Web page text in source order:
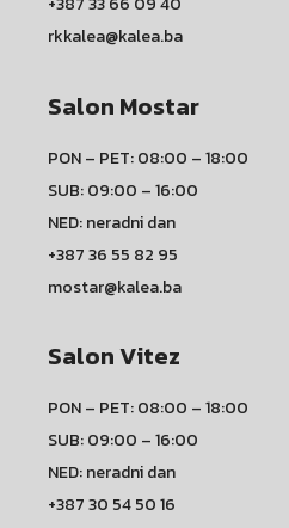
rkkalea@kalea.ba
Salon Mostar
PON – PET: 08:00 – 18:00
SUB: 09:00 – 16:00
NED: neradni dan
+387 36 55 82 95
mostar@kalea.ba
Salon Vitez
PON – PET: 08:00 – 18:00
SUB: 09:00 – 16:00
NED: neradni dan
+387 30 54 50 16